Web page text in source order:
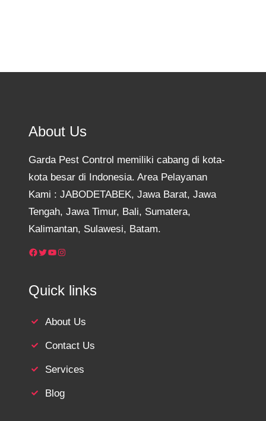
About Us
Garda Pest Control memiliki cabang di kota-
kota besar di Indonesia. Area Pelayanan
Kami : JABODETABEK, Jawa Barat, Jawa
Tengah, Jawa Timur, Bali, Sumatera,
Kalimantan, Sulawesi, Batam.
Facebook Twitter YouTube Instagram
Quick links
About Us
Contact Us
Services
Blog